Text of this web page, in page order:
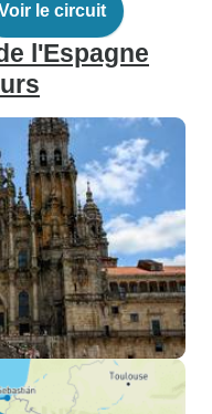
le circuit
l'Espagne